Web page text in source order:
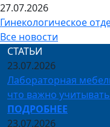
27.07.2026
Гинекологическое
Все новости
СТАТЬИ
23.07.2026
Лабораторная
что важно
ПОДРОБНЕЕ
23.07.2026